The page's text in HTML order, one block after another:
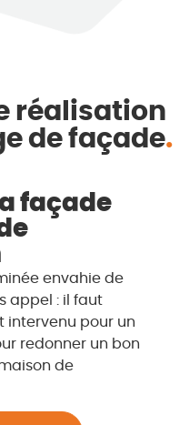
réalisation
de façade.
façade
envahie de
appel : il faut
intervenu pour un
redonner un bon
de